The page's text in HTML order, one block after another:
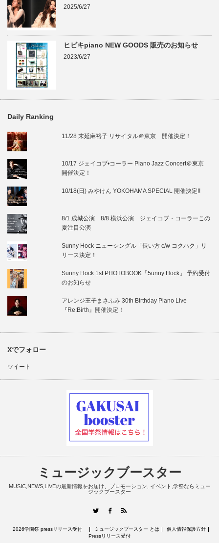
2025/6/27
ヒビキpiano NEW GOODS 販売のお知らせ
2023/6/27
Daily Ranking
11/28 末延麻裕子 リサイタル＠東京 開催決定！
10/17 ジェイコブ•コーラー Piano Jazz Concert＠東京
開催決定！
10/18(日) みやけん YOKOHAMA SPECIAL 開催決定!!
8/1 成城公演 8/8 横浜公演 ジェイコブ・コーラーこの
夏注目公演
Sunny Hock ニューシングル「長い方 c/w コクハク」リ
リース決定！
Sunny Hock 1st PHOTOBOOK「5unny Hock」 予約受付
のお知らせ
アレンジ王子まさふみ 30th Birthday Piano Live
『Re:Birth』開催決定！
Xでフォロー
ツイート
ミュージックブースター
MUSIC,NEWS,LIVEの最新情報をお届け、プロモーション, イベント,学祭ならミュー
ジックブースター
TwitterFacebook
2026学園祭 pressリリース受付 ミュージックブースター とは
個人情報保護方針
Pressリリース受付